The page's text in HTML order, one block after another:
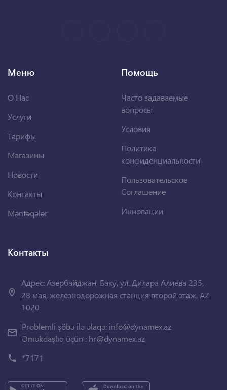
Меню
О Нас
Услуги
Тарифы
Магазины
Новости
Контакты
Məntəqələr
Помощь
Часто задаваемые
вопросы
Условия
Политика
конфиденциальности
Пользовательское
Соглашение
Инновации
Контакты
Адрес: Азербайджан, Баку, ул. Дилара Алиева 235,
28 мая, железнодорожная станция второй этаж, AZ
1020
Problemli şöbə ilə əlaqə: info@dynamex.az
Əməkdaşlıq üçün : hr@dynamex.az
*7171